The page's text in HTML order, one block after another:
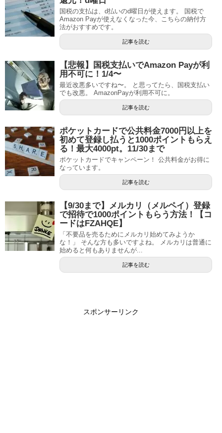
国税の支払は、d払いのd曜日が使えます。 国税で
Amazon Payが使えなくなった今、こちらの納付方
法がおすすめです。
記事を読む
【悲報】国税支払いでAmazon Payが利
用不可に！1/4〜
最近改悪多いですね〜。 と思ってたら、国税支払い
でも改悪。 AmazonPayが利用不可に。
記事を読む
ポケットカードで公共料金7000円以上を
初めて登録し払うと1000ポイントもらえ
る！最大4000pt。11/30まで
ポケットカードでキャンペーン！ 公共料金がお得に
なっています。
記事を読む
【9/30まで】メルカリ（メルペイ）登録
で招待で1000ポイントもらう方法！【コ
ードはFZAHQE】
「不要品を売るためにメルカリ始めてみようか
な！」 そんな方も多いですよね。 メルカリは普通に
始めると何もありませんが...
記事を読む
スポンサーリンク